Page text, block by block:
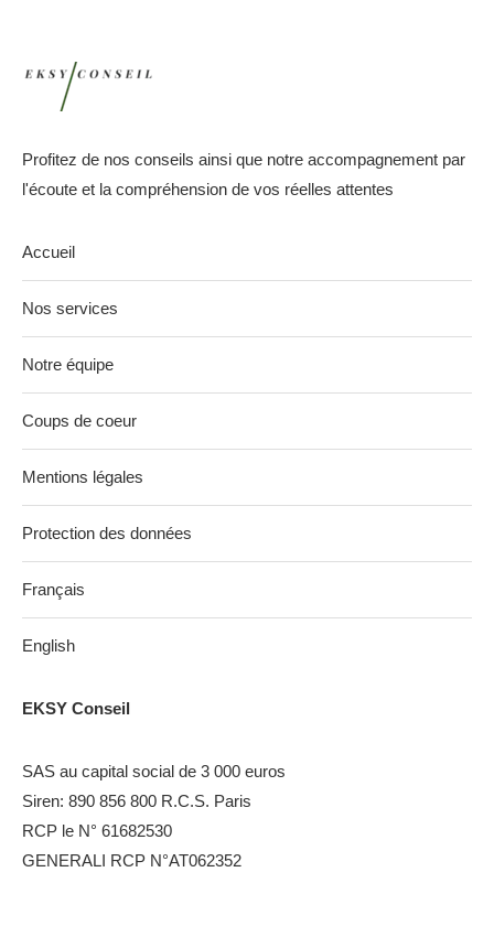
Profitez de nos conseils ainsi que notre accompagnement par
l'écoute et la compréhension de vos réelles attentes
Accueil
Nos services
Notre équipe
Coups de coeur
Mentions légales
Protection des données
Français
English
EKSY Conseil
SAS au capital social de 3 000 euros
Siren: 890 856 800 R.C.S. Paris
RCP le N° 61682530
GENERALI RCP N°AT062352